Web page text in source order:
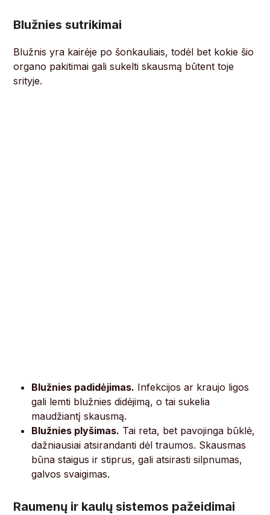
Blužnies sutrikimai
Blužnis yra kairėje po šonkauliais, todėl bet kokie šio
organo pakitimai gali sukelti skausmą būtent toje
srityje.
Blužnies padidėjimas. Infekcijos ar kraujo ligos
gali lemti blužnies didėjimą, o tai sukelia
maudžiantį skausmą.
Blužnies plyšimas. Tai reta, bet pavojinga būklė,
dažniausiai atsirandanti dėl traumos. Skausmas
būna staigus ir stiprus, gali atsirasti silpnumas,
galvos svaigimas.
Raumenų ir kaulų sistemos pažeidimai